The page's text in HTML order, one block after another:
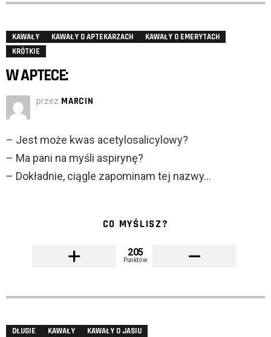
KAWAŁY KAWAŁY O APTEKARZACH
KAWAŁY O EMERYTACH
KRÓTKIE
W APTECE:
przez MARCIN
– Jest może kwas acetylosalicylowy?
– Ma pani na myśli aspirynę?
– Dokładnie, ciągle zapominam tej nazwy…
CO MYŚLISZ?
205
Punktów
DŁUGIE KAWAŁY KAWAŁY O JASIU